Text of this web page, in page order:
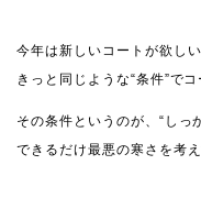
今年は新しいコートが欲し
きっと同じような“条件”で
その条件というのが、“しっ
できるだけ最悪の寒さを考